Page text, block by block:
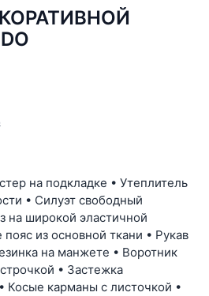
на подкладке • Утеплитель
• Силуэт свободный
на широкой эластичной
из основной ткани • Рукав
на манжете • Воротник
• Застежка
Косые карманы с листочкой •